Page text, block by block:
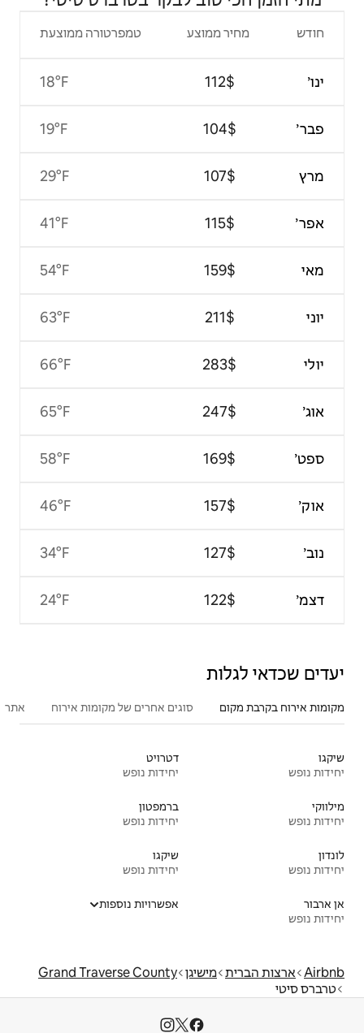
טמפרטורה ממוצעת
18°F
19°F
29°F
41°F
54°F
63°F
66°F
65°F
58°F
46°F
34°F
24°F
סוגים אחרים של מקומות אירוח אתרים פופולריים בקרבת מקום
דטרויט
יחידות נופש
ברמפטון
יחידות נופש
שיקגו
יחידות נופש
אפשרויות נוספות
Grand Traverse County